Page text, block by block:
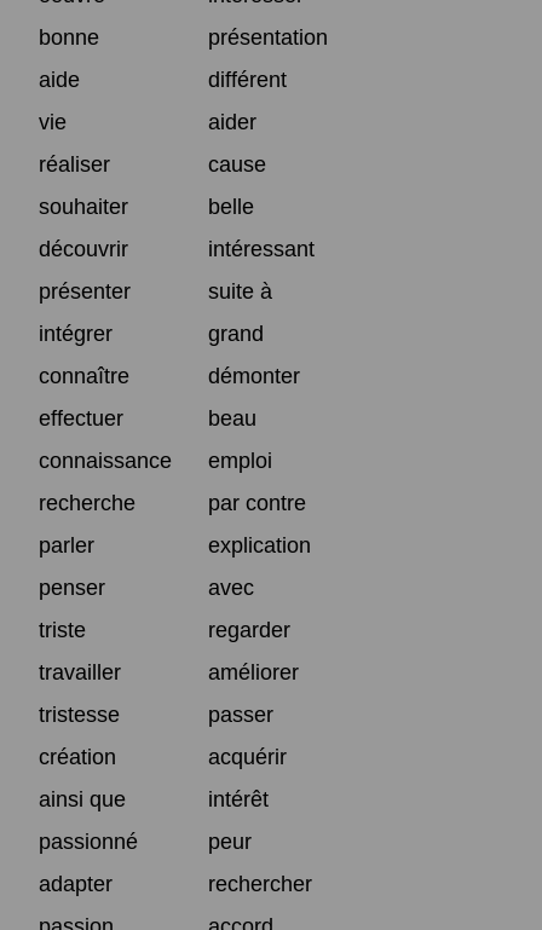
bonne
présentation
aide
différent
vie
aider
réaliser
cause
souhaiter
belle
découvrir
intéressant
présenter
suite à
intégrer
grand
connaître
démonter
effectuer
beau
connaissance
emploi
recherche
par contre
parler
explication
penser
avec
triste
regarder
travailler
améliorer
tristesse
passer
création
acquérir
ainsi que
intérêt
passionné
peur
adapter
rechercher